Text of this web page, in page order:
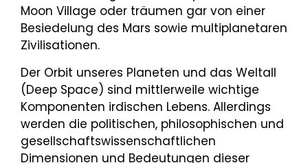
Moon Village oder träumen gar von einer
Besiedelung des Mars sowie multiplanetaren
Zivilisationen.
Der Orbit unseres Planeten und das Weltall
(Deep Space) sind mittlerweile wichtige
Komponenten irdischen Lebens. Allerdings
werden die politischen, philosophischen und
gesellschaftswissenschaftlichen
Dimensionen und Bedeutungen dieser